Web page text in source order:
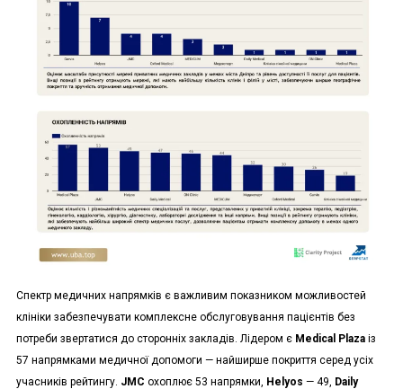
Спектр медичних напрямків є важливим показником можливостей
клініки забезпечувати комплексне обслуговування пацієнтів без
потреби звертатися до сторонніх закладів. Лідером є Medical Plazaіз
57 напрямками медичної допомоги — найширше покриття серед усіх
учасників рейтингу. JMC охоплює 53 напрямки, Helyos — 49, Daily